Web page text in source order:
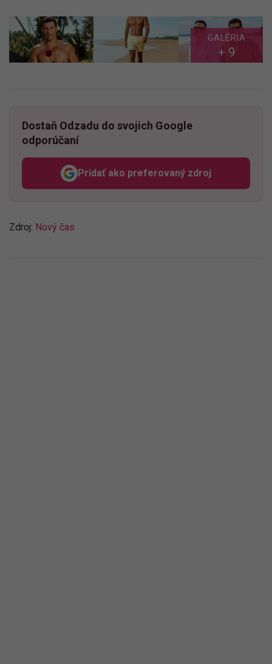
GALÉRIA
+ 9
Dostaň Odzadu do svojich Google
odporúčaní
Pridať ako preferovaný zdroj
Odzadu, odkaz sa otvorí v
Zdroj: Nový čas